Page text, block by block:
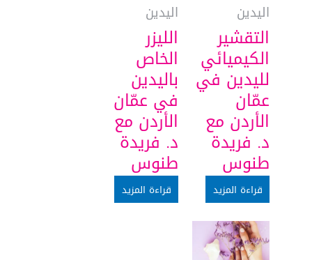
اليدين
التقشير
الكيميائي
لليدين في
عمّان
الأردن مع
د. فريدة
طنوس
قراءة المزيد
اليدين
الليزر
الخاص
باليدين
في عمّان
الأردن مع
د. فريدة
طنوس
قراءة المزيد